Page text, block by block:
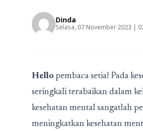
Dinda
Selasa, 07 November 2023 |
Hello pembaca setia! Pada
seringkali terabaikan dalam
kesehatan mental sangatlah
meningkatkan kesehatan